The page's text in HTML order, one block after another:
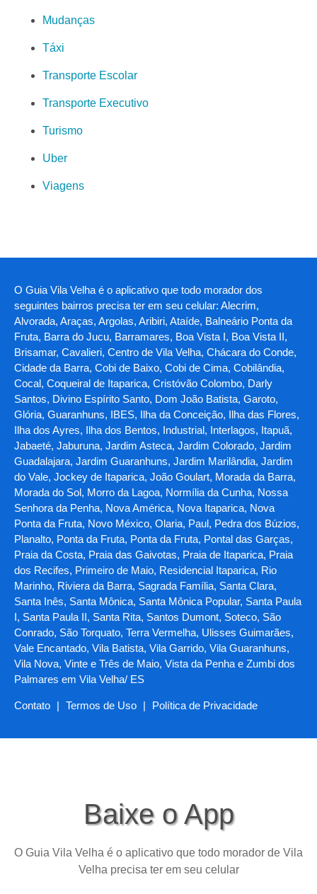
Mudanças
Táxi
Transporte Escolar
Transporte Executivo
Turismo
Uber
Viagens
O Guia Vila Velha é o aplicativo que todo morador dos
seguintes bairros precisa ter em seu celular: Alecrim,
Alvorada, Araças, Argolas, Aribiri, Ataíde, Balneário Ponta da
Fruta, Barra do Jucu, Barramares, Boa Vista I, Boa Vista II,
Brisamar, Cavalieri, Centro de Vila Velha, Chácara do Conde,
Cidade da Barra, Cobi de Baixo, Cobi de Cima, Cobilândia,
Cocal, Coqueiral de Itaparica, Cristóvão Colombo, Darly
Santos, Divino Espírito Santo, Dom João Batista, Garoto,
Glória, Guaranhuns, IBES, Ilha da Conceição, Ilha das Flores,
Ilha dos Ayres, Ilha dos Bentos, Industrial, Interlagos, Itapuã,
Jabaeté, Jaburuna, Jardim Asteca, Jardim Colorado, Jardim
Guadalajara, Jardim Guaranhuns, Jardim Marilândia, Jardim
do Vale, Jockey de Itaparica, João Goulart, Morada da Barra,
Morada do Sol, Morro da Lagoa, Normília da Cunha, Nossa
Senhora da Penha, Nova América, Nova Itaparica, Nova
Ponta da Fruta, Novo México, Olaria, Paul, Pedra dos Búzios,
Planalto, Ponta da Fruta, Ponta da Fruta, Pontal das Garças,
Praia da Costa, Praia das Gaivotas, Praia de Itaparica, Praia
dos Recifes, Primeiro de Maio, Residencial Itaparica, Rio
Marinho, Riviera da Barra, Sagrada Família, Santa Clara,
Santa Inês, Santa Mônica, Santa Mônica Popular, Santa Paula
I, Santa Paula II, Santa Rita, Santos Dumont, Soteco, São
Conrado, São Torquato, Terra Vermelha, Ulisses Guimarães,
Vale Encantado, Vila Batista, Vila Garrido, Vila Guaranhuns,
Vila Nova, Vinte e Três de Maio, Vista da Penha e Zumbi dos
Palmares em Vila Velha/ ES
Contato | Termos de Uso | Política de Privacidade
Baixe o App
O Guia Vila Velha é o aplicativo que todo morador de Vila
Velha precisa ter em seu celular